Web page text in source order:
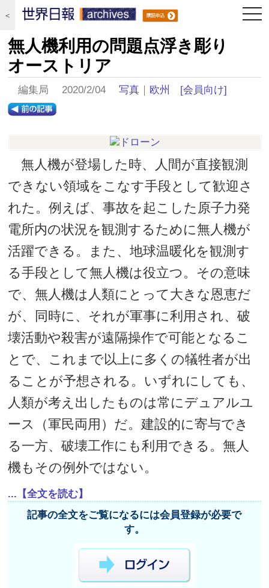
＜
無人機利用の問題点浮き彫り
オーストリア
編集局 2020/2/04写真 ｜ 欧州 [会員向け]
無人機が登場した時、人間が直接観測
できない領域をこなす手段として歓迎さ
れた。例えば、事故を起こした原子力発
電所内の状況を観測するために無人機が
活躍できる。また、地球温暖化を観測す
る手段として無人機は役立つ。その意味
で、無人機は人類にとって大きな恩恵だ
が、同時に、それが軍事に利用され、破
壊活動や殺害が遠隔操作で可能となるこ
とで、これまで以上に多くの犠牲者が出
ることが予想される。いずれにしても、
人類が考え出したものは常にデュアルユ
ース（軍民両用）だ。建設的に寄与でき
る一方、破壊工作にも利用できる。無人
機もその例外ではない。
...【全文を読む】
記事の全文をご覧になるには会員登録が必要で
す。